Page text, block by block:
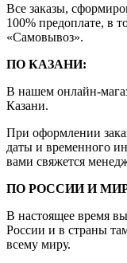
Все заказы,
100% предоплате, в
«Самовывоз».
ПО КАЗАНИ:
В нашем онлайн-
Казани.
При оформлении
даты и временного
вами свяжется
ПО РОССИИ И
В настоящее время
России и в страны
всему миру.